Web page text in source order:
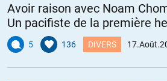
Avoir raison avec Noam
Un pacifiste de la première
5 136 DIVERS